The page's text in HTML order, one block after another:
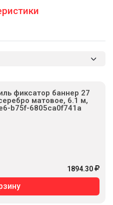
фиксатор баннер 27
матовое, 6.1 м,
b75f-6805ca0f741a
1894.30